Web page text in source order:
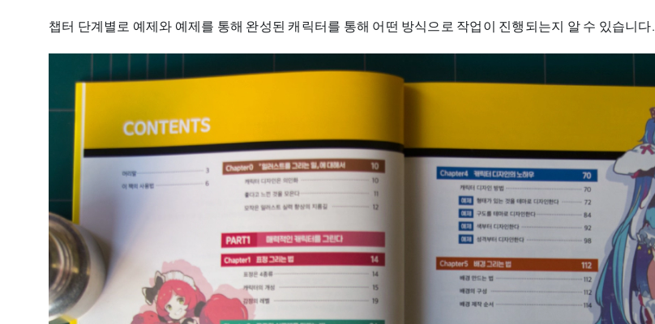
챕터 단계별로 예제와 예제를 통해 완성된 캐릭터를 통해 어떤 방식으로 작업이 진행되는지 알 수 있습니다.